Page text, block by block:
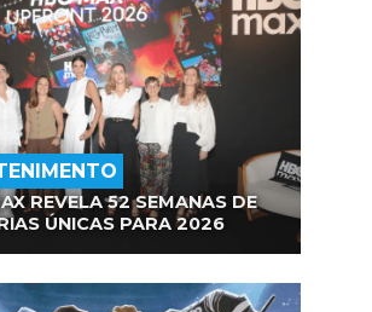
REVELA 52 SEMANAS DE
ÚNICAS PARA 2026